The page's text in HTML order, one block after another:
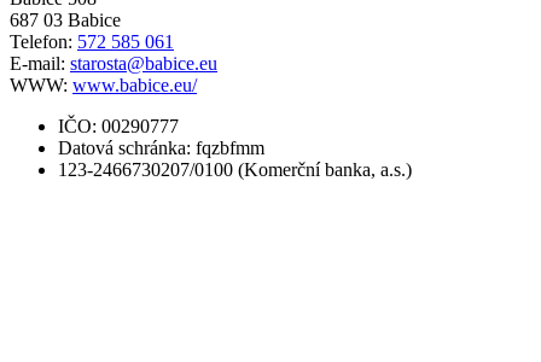
687 03 Babice
Telefon: 572 585 061
E-mail: starosta@babice.eu
WWW: www.babice.eu/
IČO: 00290777
Datová schránka: fqzbfmm
123-2466730207/0100 (Komerční banka, a.s.)